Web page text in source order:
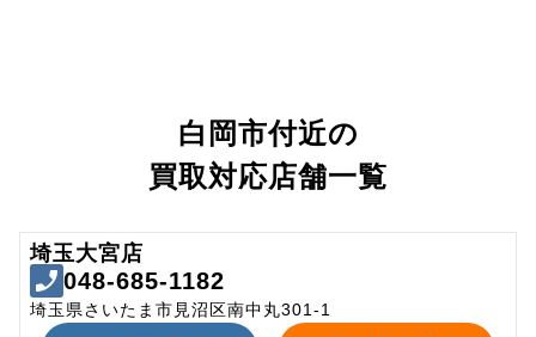
白岡市付近の
買取対応店舗一覧
埼玉大宮店
048-685-1182
埼玉県さいたま市見沼区南中丸301-1